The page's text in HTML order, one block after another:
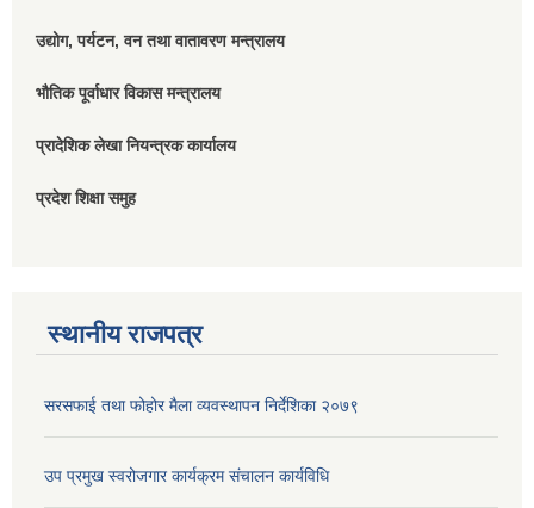
उद्योग, पर्यटन, वन तथा वातावरण मन्त्रालय
भौतिक पूर्वाधार विकास मन्त्रालय
प्रादेशिक लेखा नियन्त्रक कार्यालय
प्रदेश शिक्षा समुह
स्थानीय राजपत्र
सरसफाई तथा फोहोर मैला व्यवस्थापन निर्देशिका २०७९
उप प्रमुख स्वरोजगार कार्यक्रम संचालन कार्यविधि